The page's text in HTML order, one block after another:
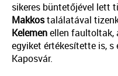
sikeres büntetőjével lett
Makkostalálatával
Kelemenellen faultoltak,
egyiket értékesítette is, s
Kaposvár.